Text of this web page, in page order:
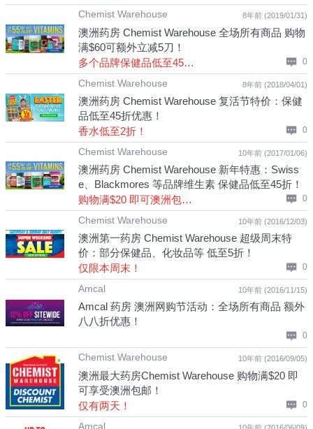
8年前 (2019/01/31)
Chemist Warehouse
澳洲药房 Chemist Warehouse 全场所有商品 购物
满$60可额外立减5刀！
多个品牌保健品低至45折优惠！
0
8年前 (2018/04/01)
Chemist Warehouse
澳洲药房 Chemist Warehouse 复活节特价：保健
品低至45折优惠！
香水低至2折！
0
10年前 (2017/01/06)
Chemist Warehouse
澳洲药房 Chemist Warehouse 新年特惠：Swiss
e、Blackmores 等品牌维生素 保健品低至45折！
购物满$20 即可澳洲包邮！
0
10年前 (2016/12/03)
Chemist Warehouse
澳洲第一药房 Chemist Warehouse 超级周末特
价：部分保健品、化妆品等 低至5折！
仅限本周末！
0
10年前 (2016/11/15)
Amcal
Amcal 药房 澳洲网购节活动：全场所有商品 额外
八八折优惠！
0
10年前 (2016/09/05)
Chemist Warehouse
澳洲最大药房Chemist Warehouse 购物满$20 即
可享受澳洲包邮！
仅有两天！
0
10年前 (2016/06/09)
Amcal